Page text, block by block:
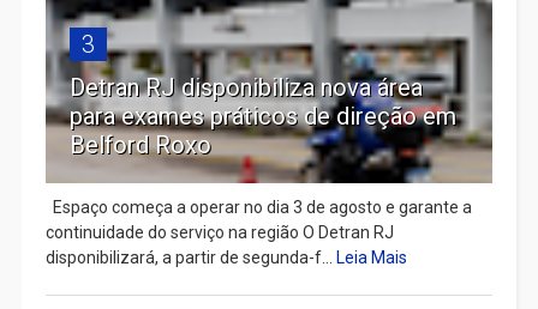
3
Detran RJ disponibiliza nova área
para exames práticos de direção em
Belford Roxo
Espaço começa a operar no dia 3 de agosto e garante a
continuidade do serviço na região O Detran RJ
disponibilizará, a partir de segunda-f...
Leia Mais